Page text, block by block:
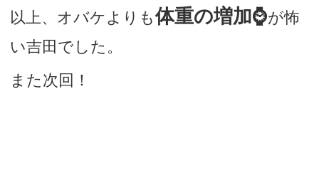
以上、オバケよりも体重の増加⌚が怖
い吉田でした。
また次回！